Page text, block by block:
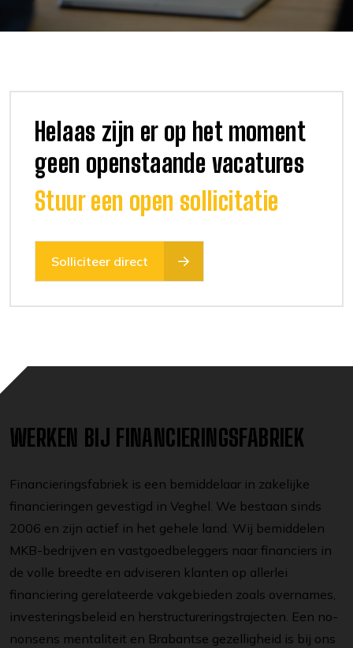
Helaas zijn er op het moment
geen openstaande vacatures
Stuur een open sollicitatie
Solliciteer direct
WERKEN BIJ FINANCIERINGSFABRIEK
Financieringsfabriek is een bemiddelaar in zakelijke
financieringen gevestigd in Veghel. We bestaan sinds
2006 en zijn actief in het gehele land. Wij bemiddelen
MKB-bedrijven en vastgoedbeleggers naar financiers in
de volle breedte en adviseren klanten op allerlei
financiering gerelateerde vakgebieden zoals overnames,
investeringsbeleid en herstructureringstrajecten. Een no-
nonsens mentaliteit en Brabantse gezelligheid is bij ons